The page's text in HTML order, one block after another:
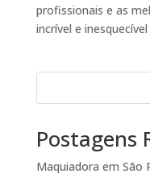
profissionais e as
incrível e inesquecível
Postagens
Maquiadora em São